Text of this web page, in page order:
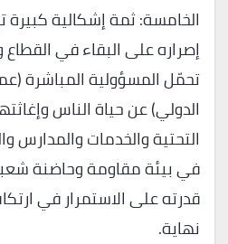
الخامسة: ثمة إشكالية كبيرة
إصراره على البقاء في
تحمّل المسؤولية المباشرة
الدولي) عن حياة الناس
التحتية والخدمات والمدارس
في بيئة مقاومة وحاضنة
قدرته على الاستمرار في
نهاية.